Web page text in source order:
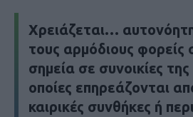
Χρειάζεται…
τους αρμόδιους φορείς
σημεία σε συνοικίες
οποίες επηρεάζονται
καιρικές συνθήκες ή